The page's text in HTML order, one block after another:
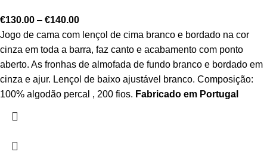
€130.00 – €140.00
Jogo de cama com lençol de cima branco e bordado na cor
cinza em toda a barra, faz canto e acabamento com ponto
aberto. As fronhas de almofada de fundo branco e bordado em
cinza e ajur. Lençol de baixo ajustável branco. Composição:
100% algodão percal , 200 fios. Fabricado em Portugal